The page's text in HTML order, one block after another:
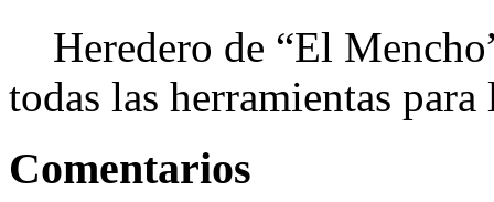
Heredero de “El
todas las herramientas
Comentarios